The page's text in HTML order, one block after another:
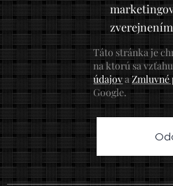
Táto stránka je
na ktorú sa
údajovaZmluvné
Google.